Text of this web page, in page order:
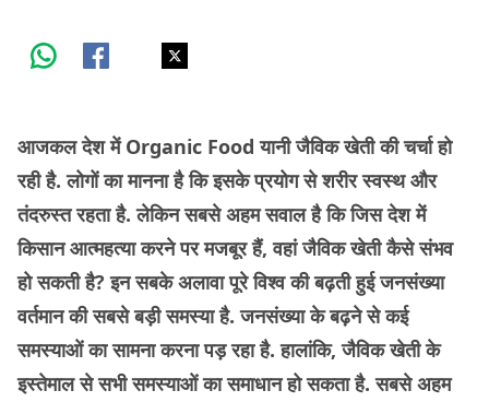
आजकल देश में Organic Food यानी जैविक खेती की चर्चा हो
रही है. लोगों का मानना है कि इसके प्रयोग से शरीर स्वस्थ और
तंदरुस्त रहता है. लेकिन सबसे अहम सवाल है कि जिस देश में
किसान आत्महत्या करने पर मजबूर हैं, वहां जैविक खेती कैसे संभव
हो सकती है? इन सबके अलावा पूरे विश्व की बढ़ती हुई जनसंख्या
वर्तमान की सबसे बड़ी समस्या है. जनसंख्या के बढ़ने से कई
समस्याओं का सामना करना पड़ रहा है. हालांकि, जैविक खेती के
इस्तेमाल से सभी समस्याओं का समाधान हो सकता है. सबसे अहम